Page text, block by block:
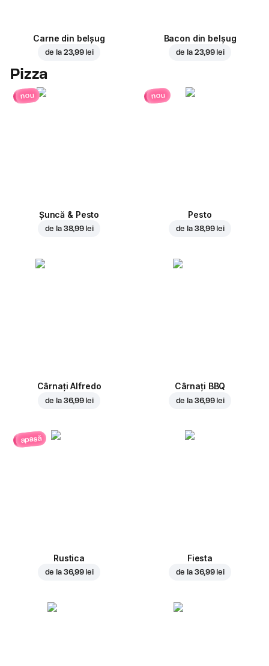
Carne din belșug
de la 23,99 lei
Bacon din belșug
de la 23,99 lei
Pizza
nou
Șuncă & Pesto
de la 38,99 lei
nou
Pesto
de la 38,99 lei
Cârnați Alfredo
de la 36,99 lei
Cârnați BBQ
de la 36,99 lei
apasă
Rustica
de la 36,99 lei
Fiesta
de la 36,99 lei